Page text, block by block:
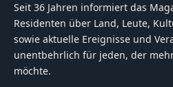
Seit 36 Jahren informiert das
Residenten über Land, Leute,
sowie aktuelle Ereignisse und
unentbehrlich für jeden, der
möchte.